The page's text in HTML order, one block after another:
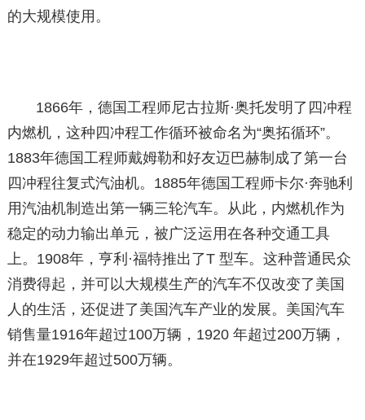
的大规模使用。
1866年，德国工程师尼古拉斯·奥托发明了四冲程
内燃机，这种四冲程工作循环被命名为“奥拓循环”。
1883年德国工程师戴姆勒和好友迈巴赫制成了第一台
四冲程往复式汽油机。1885年德国工程师卡尔·奔驰利
用汽油机制造出第一辆三轮汽车。从此，内燃机作为
稳定的动力输出单元，被广泛运用在各种交通工具
上。1908年，亨利·福特推出了T 型车。这种普通民众
消费得起，并可以大规模生产的汽车不仅改变了美国
人的生活，还促进了美国汽车产业的发展。美国汽车
销售量1916年超过100万辆，1920 年超过200万辆，
并在1929年超过500万辆。